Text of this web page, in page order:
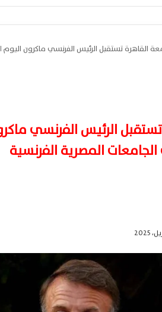
القاهرة تستقبل الرئيس الفرنسي ماكرون
الرئيس الفرنسي
المصرية الفرنسية